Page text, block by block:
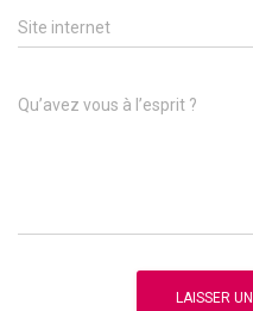
Site internet
Qu’avez vous à l’esprit ?